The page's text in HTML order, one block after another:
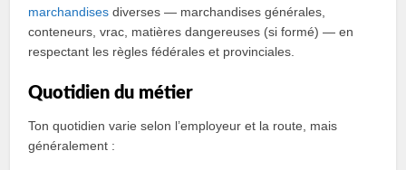
marchandises diverses — marchandises générales,
conteneurs, vrac, matières dangereuses (si formé) — en
respectant les règles fédérales et provinciales.
Quotidien du métier
Ton quotidien varie selon l’employeur et la route, mais
généralement :